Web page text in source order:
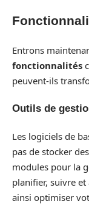
Entrons
fonctionnalités
peuvent-ils
Outils de
Les logiciels de
pas de stocker
modules pour la
planifier, suivre
ainsi optimiser